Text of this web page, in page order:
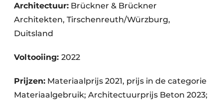
Architectuur: Brückner & Brückner
Architekten, Tirschenreuth/Würzburg,
Duitsland
Voltooiing: 2022
Prijzen: Materiaalprijs 2021, prijs in de categorie
Materiaalgebruik; Architectuurprijs Beton 2023;